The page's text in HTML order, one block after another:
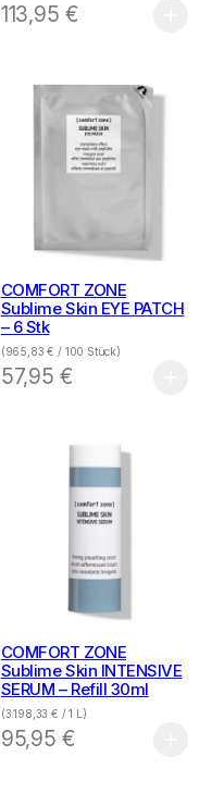
113,95 €
COMFORT ZONE
Sublime Skin EYE PATCH
– 6 Stk
(965,83€ / 100 Stück)
57,95 €
COMFORT ZONE
Sublime Skin INTENSIVE
SERUM – Refill 30ml
(3.198,33€ / 1 L)
95,95 €